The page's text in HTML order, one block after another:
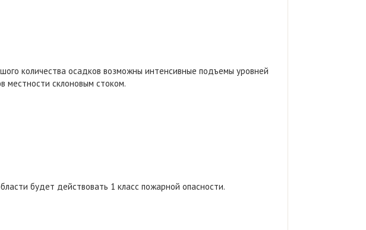
количества осадков возможны интенсивные подъемы уровней
местности склоновым стоком.
будет действовать 1 класс пожарной опасности.